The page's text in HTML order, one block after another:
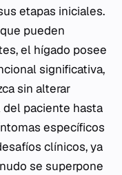
etapas iniciales.
pueden
el hígado posee
significativa,
sin alterar
paciente hasta
específicos
clínicos, ya
se superpone